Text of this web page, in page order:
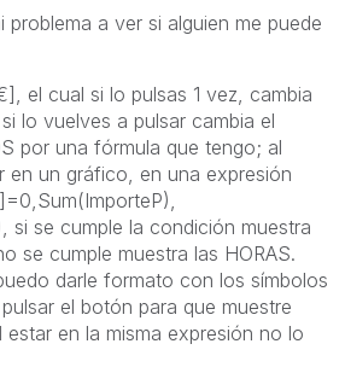
problema a ver si alguien me puede
el cual si lo pulsas 1 vez, cambia
lo vuelves a pulsar cambia el
por una fórmula que tengo; al
en un gráfico, en una expresión
si se cumple la condición muestra
se cumple muestra las HORAS.
darle formato con los símbolos
el botón para que muestre
estar en la misma expresión no lo